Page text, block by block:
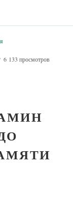
6 133 просмотров